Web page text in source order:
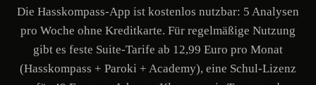
Die Hasskompass-App ist kostenlos nutzbar: 5 Analysen
pro Woche ohne Kreditkarte. Für regelmäßige Nutzung
gibt es feste Suite-Tarife ab 12,99 Euro pro Monat
(Hasskompass + Paroki + Academy), eine Schul-Lizenz